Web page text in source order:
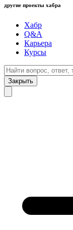
другие проекты хабра
Хабр
Q&A
Карьера
Курсы
Закрыть